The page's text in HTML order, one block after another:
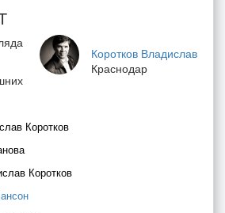
Коротков Владислав
Краснодар
Коротков
Коротков